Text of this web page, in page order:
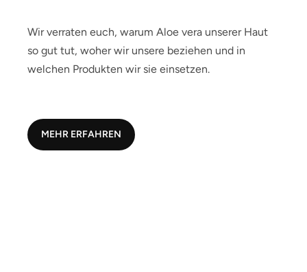
Wir verraten euch, warum Aloe vera unserer Haut
so gut tut, woher wir unsere beziehen und in
welchen Produkten wir sie einsetzen.
MEHR ERFAHREN